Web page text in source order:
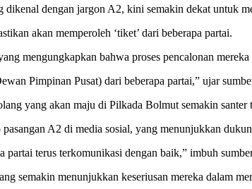
dengan jargon A2, kini semakin dekat untuk
akan memperoleh ‘tiket’ dari beberapa partai.
mengungkapkan bahwa proses pencalonan
Pimpinan Pusat) dari beberapa partai,” ujar
yang akan maju di Pilkada Bolmut semakin santer
A2 di media sosial, yang menunjukkan
terus terkomunikasi dengan baik,” imbuh
semakin menunjukkan keseriusan mereka dalam